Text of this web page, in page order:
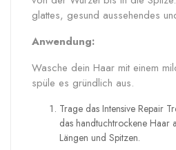
glattes, gesund aussehendes
Anwendung:
Wasche dein Haar mit einem
spüle es gründlich aus.
Trage das Intensive Repair
das handtuchtrockene Haar
Längen und Spitzen.